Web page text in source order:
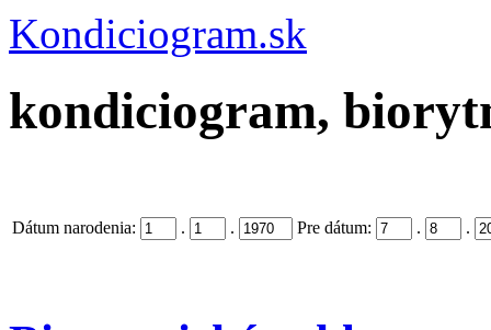
Kondiciogram.sk
kondiciogram,
Dátum narodenia: . . Pre dátum: . .